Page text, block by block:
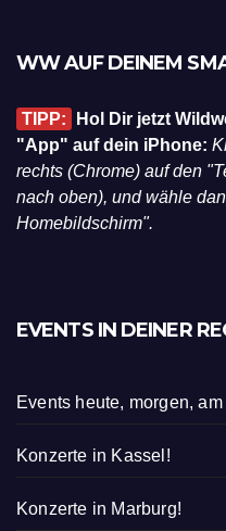
WW AUF DEINEM
TIPP:
Hol Dir jetzt
"App" auf dein iPhone:
rechts (Chrome) auf den
nach oben), und wähle
Homebildschirm".
EVENTS IN DEINER
Events heute, morgen,
Konzerte in Kassel!
Konzerte in Marburg!